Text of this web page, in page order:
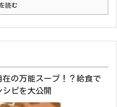
読む
の万能スープ！？給食で
ピを大公開